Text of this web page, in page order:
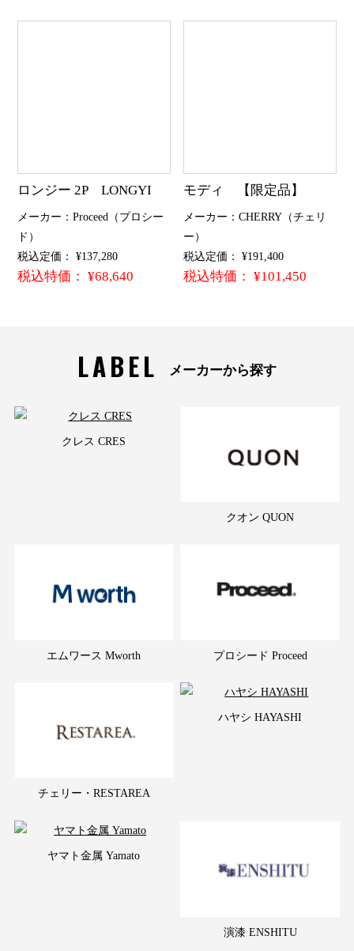
ロンジー 2P LONGYI
メーカー：Proceed（プロシー
ド）
税込定価： ¥137,280
税込特価： ¥68,640
モディ 【限定品】
メーカー：CHERRY（チェリ
ー）
税込定価： ¥191,400
税込特価： ¥101,450
LABEL メーカーから探す
クレス CRES
クオン QUON
エムワース Mworth プロシード Proceed
チェリー・RESTAREA
ハヤシ HAYASHI
ヤマト金属 Yamato
演漆 ENSHITU